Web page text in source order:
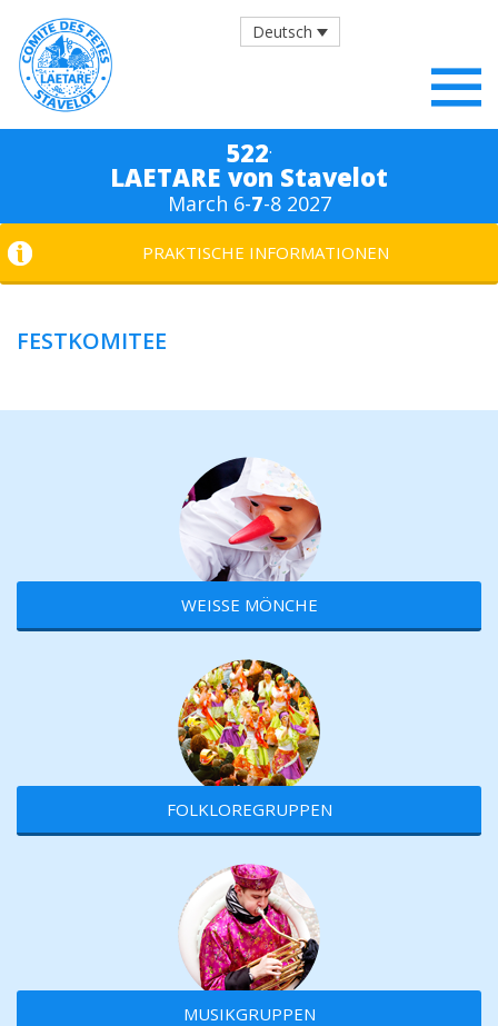
Deutsch
522.
LAETARE von Stavelot
March 6-7-8 2027
PRAKTISCHE INFORMATIONEN
FESTKOMITEE
WEISSE MÖNCHE
FOLKLOREGRUPPEN
MUSIKGRUPPEN